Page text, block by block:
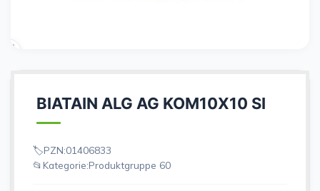
BIATAIN ALG AG KOM10X10 SI
PZN:01406833
Kategorie:Produktgruppe 60